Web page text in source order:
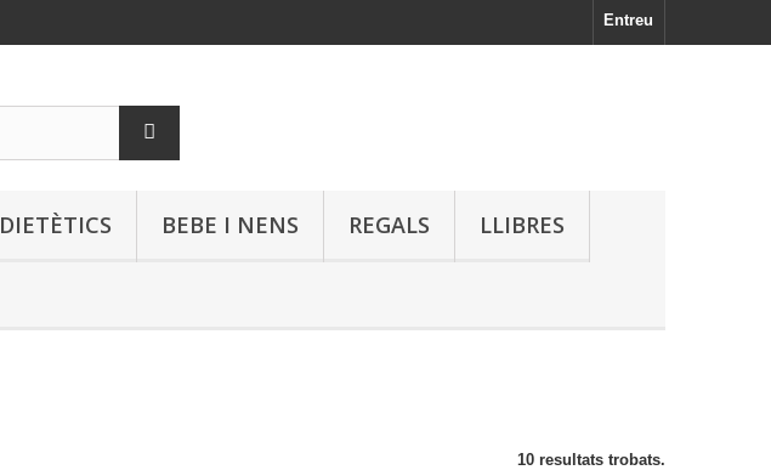
Entreu
DIETÈTICS BEBE I NENS REGALS LLIBRES
10 resultats trobats.